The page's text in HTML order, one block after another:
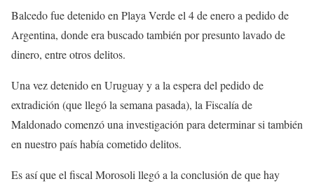
Balcedo fue detenido en Playa Verde el 4 de enero a pedido de
Argentina, donde era buscado también por presunto lavado de
dinero, entre otros delitos.
Una vez detenido en Uruguay y a la espera del pedido de
extradición (que llegó la semana pasada), la Fiscalía de
Maldonado comenzó una investigación para determinar si también
en nuestro país había cometido delitos.
Es así que el fiscal Morosoli llegó a la conclusión de que hay